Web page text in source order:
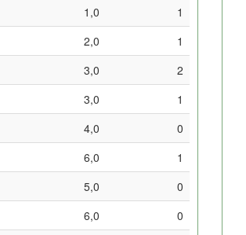
1,0
1
2,0
1
3,0
2
3,0
1
4,0
0
6,0
1
5,0
0
6,0
0